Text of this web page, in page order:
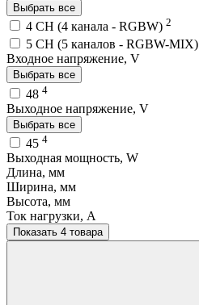
Выбрать все
4 CH (4 канала - RGBW) 2
5 CH (5 каналов - RGBW-MIX)
Входное напряжение, V
Выбрать все
48 4
Выходное напряжение, V
Выбрать все
45 4
Выходная мощность, W
Длина, мм
Ширина, мм
Высота, мм
Ток нагрузки, A
Показать 4 товара